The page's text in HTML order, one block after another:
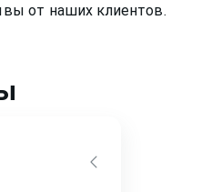
от наших клиентов.